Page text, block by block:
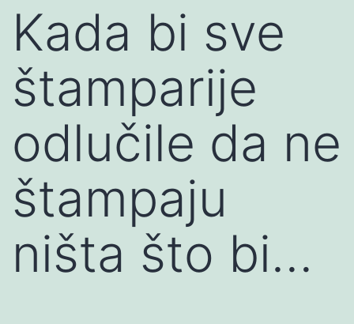
Kada bi sve
štamparije
odlučile da ne
štampaju
ništa što bi…